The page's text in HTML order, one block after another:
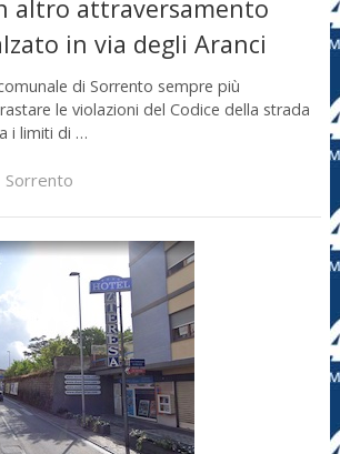
altro attraversamento
in via degli Aranci
di Sorrento sempre più
le violazioni del Codice della strada
i limiti di …
Sorrento